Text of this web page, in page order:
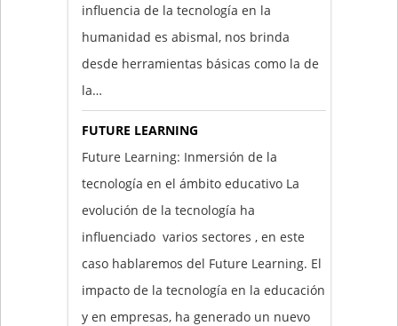
influencia de la tecnología en la
humanidad es abismal, nos brinda
desde herramientas básicas como la de
la…
FUTURE LEARNING
Future Learning: Inmersión de la
tecnología en el ámbito educativo La
evolución de la tecnología ha
influenciado varios sectores , en este
caso hablaremos del Future Learning. El
impacto de la tecnología en la educación
y en empresas, ha generado un nuevo